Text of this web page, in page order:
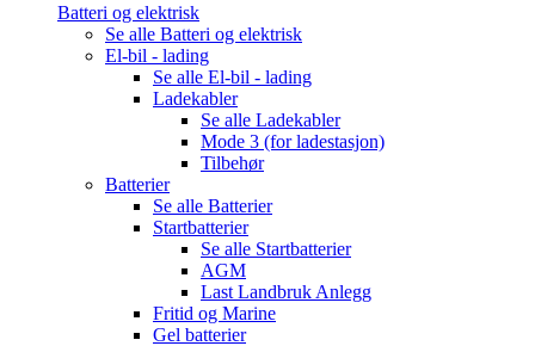
Batteri og elektrisk
Se alle Batteri og elektrisk
El-bil - lading
Se alle El-bil - lading
Ladekabler
Se alle Ladekabler
Mode 3 (for ladestasjon)
Tilbehør
Batterier
Se alle Batterier
Startbatterier
Se alle Startbatterier
AGM
Last Landbruk Anlegg
Fritid og Marine
Gel batterier